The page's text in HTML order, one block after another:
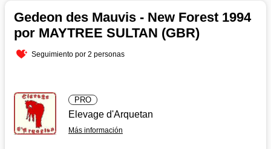
Gedeon des Mauvis - New Forest 1994
por MAYTREE SULTAN (GBR)
Seguimiento por 2 personas
PRO
Elevage d'Arquetan
Más información